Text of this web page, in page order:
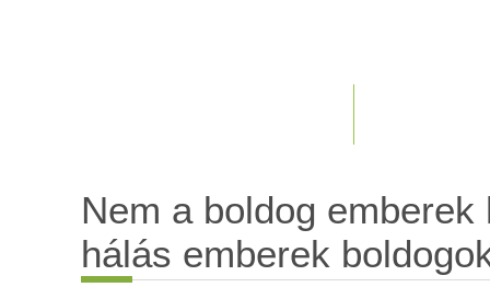
Nem a boldog
hálás emberek